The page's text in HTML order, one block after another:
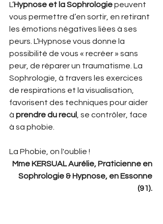
L’Hypnose et la Sophrologie peuvent
vous permettre d’en sortir, en retirant
les émotions négatives liées à ses
peurs. L’Hypnose vous donne la
possibilité de vous « recréer » sans
peur, de réparer un traumatisme. La
Sophrologie, à travers les exercices
de respirations et la visualisation,
favorisent des techniques pour aider
à prendre du recul
, se contrôler, face
à sa phobie.
La Phobie, on l'oublie !
Mme KERSUAL Aurélie, Praticienne en
Sophrologie & Hypnose, en Essonne
(91).